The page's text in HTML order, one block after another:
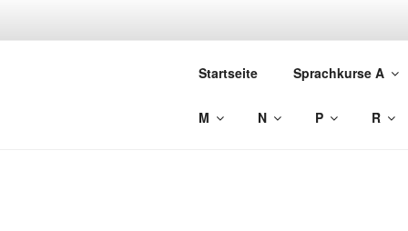
LUXANITY
Startseite Sprachkurse A
M N P R